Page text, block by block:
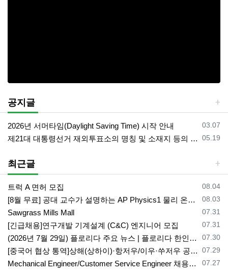
공지글
등록일
03.07
2026년 서머타임(Daylight Saving Time) 시작 안내
등록일
05.19
제21대 대통령선거 재외투표소의 명칭 및 소재지 등의 공고/올랜도 제외 투표소
최근글
등록일
08.04
트럭 A 면허 모집
등록일
08.03
[8월 무료] 공대 교수가 설명하는 AP Physics1 물리 온라인 강의
등록일
07.31
Sawgrass Mills Mall
등록일
07.31
[긴급채용]연구개발 기계설계 (C&C) 엔지니어 모집
등록일
07.30
(2026년 7월 29일) 플로리다 주요 뉴스 | 플로리다 한인 닷컴
등록일
07.29
[중국어 협상 통역]상해(상하이)·항저우/이우·쑤저우 공급·제조 업체,공장 미팅 & 전시회 한중 원어민 프리랜서 비즈니스 통역사
등록일
07.27
Mechanical Engineer/Customer Service Engineer 채용중입니다.